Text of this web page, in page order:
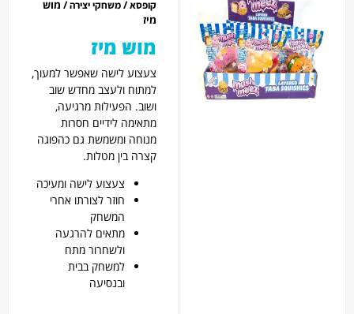
קופסא/משחקי יצירה/ מוש
מיז
מוש מיז
צעצוע לישה שאפשר למעוך,
למתוח ולעצב מחדש שוב
ושוב. הפעילות מרגיעה,
מתאימה לידיים חסרות
מנוחה ומשמשת גם כהפוגה
קצרה בין מטלות.
צעצוע לישה ומעיכה
חוזר לצורתו אחרי
המשחק
מתאים להרגעה
ולשחרור מתח
למשחק בבית
ובנסיעה